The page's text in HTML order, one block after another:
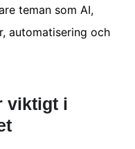
teman som AI,
automatisering och
viktigt i